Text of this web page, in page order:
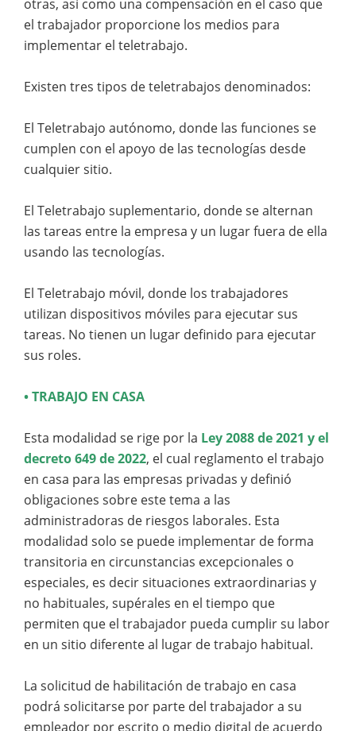
otras, así como una compensación en el caso que
el trabajador proporcione los medios para
implementar el teletrabajo.
Existen tres tipos de teletrabajos denominados:
El Teletrabajo autónomo, donde las funciones se
cumplen con el apoyo de las tecnologías desde
cualquier sitio.
El Teletrabajo suplementario, donde se alternan
las tareas entre la empresa y un lugar fuera de ella
usando las tecnologías.
El Teletrabajo móvil, donde los trabajadores
utilizan dispositivos móviles para ejecutar sus
tareas. No tienen un lugar definido para ejecutar
sus roles.
• TRABAJO EN CASA
Esta modalidad se rige por la Ley 2088 de 2021 y el
decreto 649 de 2022, el cual reglamento el trabajo
en casa para las empresas privadas y definió
obligaciones sobre este tema a las
administradoras de riesgos laborales. Esta
modalidad solo se puede implementar de forma
transitoria en circunstancias excepcionales o
especiales, es decir situaciones extraordinarias y
no habituales, supérales en el tiempo que
permiten que el trabajador pueda cumplir su labor
en un sitio diferente al lugar de trabajo habitual.
La solicitud de habilitación de trabajo en casa
podrá solicitarse por parte del trabajador a su
empleador por escrito o medio digital de acuerdo